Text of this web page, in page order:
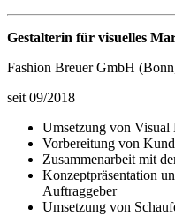
Gestalterin für visuelles
Fashion Breuer GmbH
seit 09/2018
Umsetzung von Visual
Vorbereitung von
Zusammenarbeit mit
Konzeptpräsentation
Auftraggeber
Umsetzung von